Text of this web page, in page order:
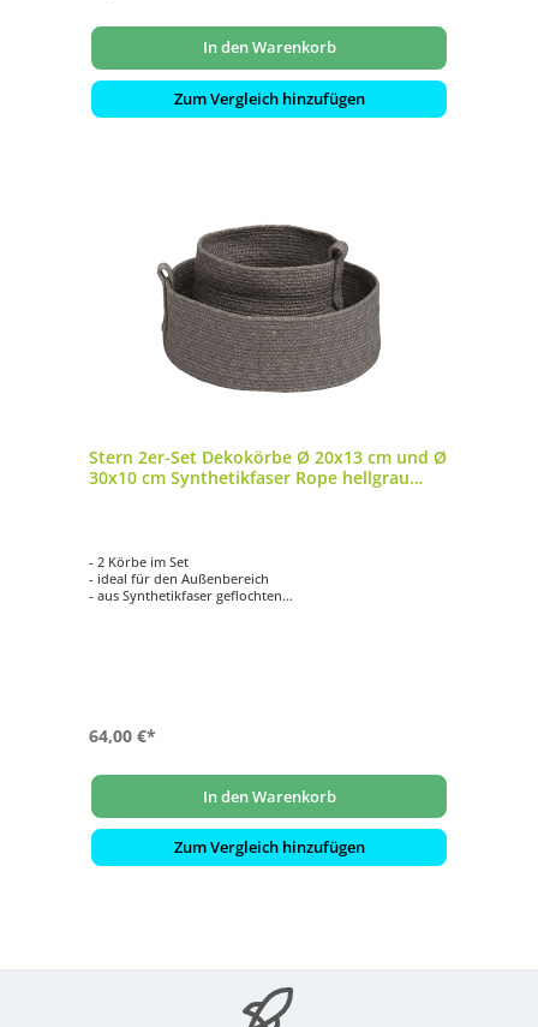
In den Warenkorb
Zum Vergleich hinzufügen
Stern 2er-Set Dekokörbe Ø 20x13 cm und Ø
30x10 cm Synthetikfaser Rope hellgrau
- 2 Körbe im Set
- ideal für den Außenbereich
- aus Synthetikfaser geflochten
64,00 €*
In den Warenkorb
Zum Vergleich hinzufügen